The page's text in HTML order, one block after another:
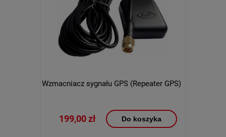
Wzmacniacz sygnału GPS (Repeater GPS)
199,00 zł Do koszyka